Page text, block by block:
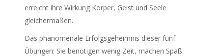
erreicht ihre Wirkung Körper, Geist und Seele
gleichermaßen.
Das phänomenale Erfolgsgeheimnis dieser fünf
Übungen: Sie benötigen wenig Zeit, machen Spaß